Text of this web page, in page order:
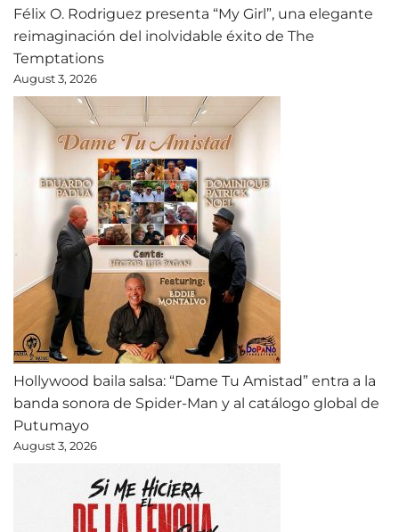
Félix O. Rodriguez presenta “My Girl”, una elegante
reimaginación del inolvidable éxito de The
Temptations
August 3, 2026
Hollywood baila salsa: “Dame Tu Amistad” entra a la
banda sonora de Spider-Man y al catálogo global de
Putumayo
August 3, 2026